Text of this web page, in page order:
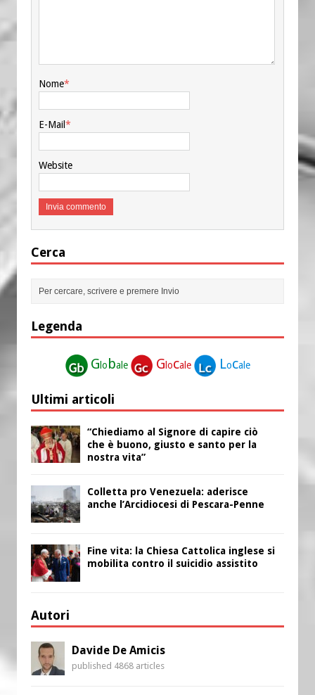
Nome*
E-Mail*
Website
Cerca
Legenda
G lobale G locale Locale
Ultimi articoli
“Chiediamo al Signore di capire ciò
che è buono, giusto e santo per la
nostra vita”
Colletta pro Venezuela: aderisce
anche l’Arcidiocesi di Pescara-Penne
Fine vita: la Chiesa Cattolica inglese si
mobilita contro il suicidio assistito
Autori
Davide De Amicis
published 4868 articles